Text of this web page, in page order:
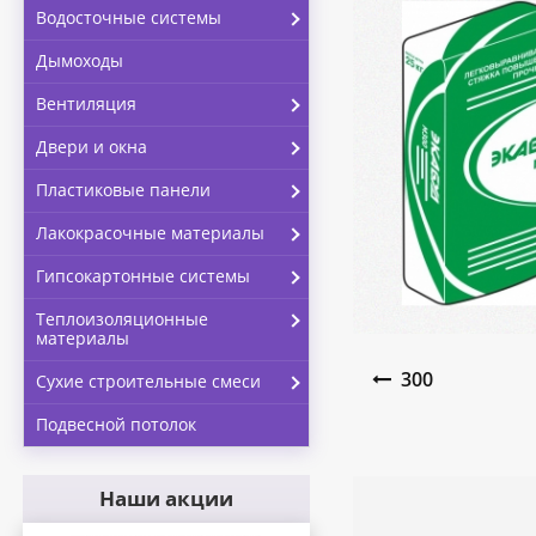
Навигация по
300
Водосточные системы
Дымоходы
Вентиляция
Двери и окна
Пластиковые панели
Лакокрасочные материалы
Гипсокартонные системы
Теплоизоляционные
материалы
Сухие строительные смеси
Подвесной потолок
Наши акции